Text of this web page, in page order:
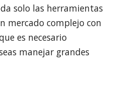
solo las herramientas
mercado complejo con
es necesario
manejar grandes